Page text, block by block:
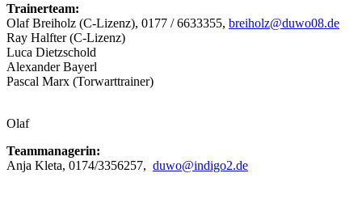
Trainerteam:
Olaf Breiholz (C-Lizenz), 0177 / 6633355, breiholz@duwo08.de
Ray Halfter (C-Lizenz)
Luca Dietzschold
Alexander Bayerl
Pascal Marx (Torwarttrainer)
Olaf
Teammanagerin:
Anja Kleta, 0174/3356257, duwo@indigo2.de